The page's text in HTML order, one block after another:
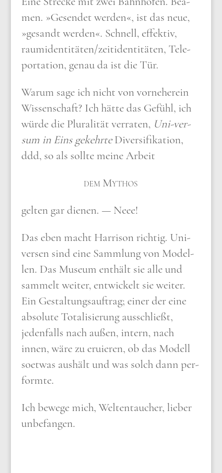
men. »Gesen­det wer­den«, ist das neue,
»gesandt wer­den«. Schnell, effek­tiv,
raumidentitäten/​zeitidentitäten, Tele­
por­ta­ti­on, genau da ist die Tür.
War­um sage ich nicht von vor­ne­her­ein
Wis­sen­schaft? Ich hät­te das Gefühl, ich
wür­de die Plu­ra­li­tät ver­ra­ten, Uni-ver­
sum in Eins gekehr­teDiver­si­fi­ka­ti­on,
ddd, so als soll­te mei­ne Arbeit
dem Mythos
gel­ten gar die­nen. — Neee!
Das eben macht Har­ri­son rich­tig. Uni­
ver­sen sind eine Samm­lung von Model­
len. Das Muse­um ent­hält sie alle und
sam­melt wei­ter, ent­wickelt sie wei­ter.
Ein Gestal­tungs­auf­trag; einer der eine
abso­lu­te Tota­li­sie­rung aus­schließt,
jeden­falls nach außen, intern, nach
innen, wäre zu eru­ie­ren, ob das Modell
soet­was aus­hält und was solch dann per­
form­te.
Ich bewe­ge mich, Welt­en­tau­cher, lie­ber
unbe­fan­gen.